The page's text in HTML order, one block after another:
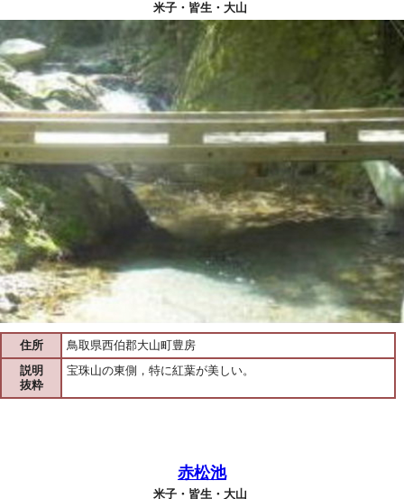
米子・皆生・大山
住所
鳥取県西伯郡大山町豊房
説明
抜粋
宝珠山の東側，特に紅葉が美しい。
赤松池
米子・皆生・大山